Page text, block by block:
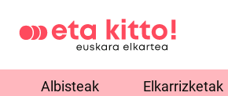
Albisteak Elkarrizketak